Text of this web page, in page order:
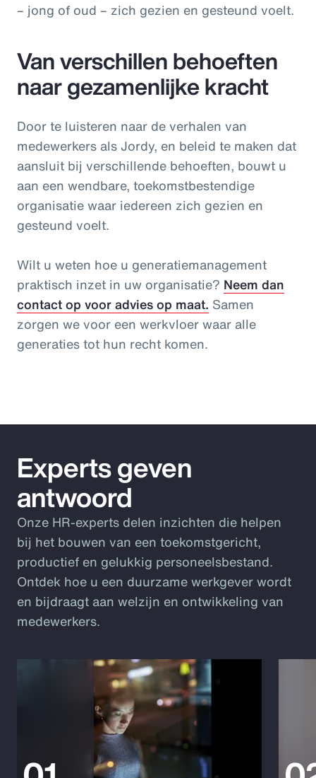
– jong of oud – zich gezien en gesteund voelt.
Van verschillen behoeften
naar gezamenlijke kracht
Door te luisteren naar de verhalen van
medewerkers als Jordy, en beleid te maken dat
aansluit bij verschillende behoeften, bouwt u
aan een wendbare, toekomstbestendige
organisatie waar iedereen zich gezien en
gesteund voelt.
Wilt u weten hoe u generatiemanagement
praktisch inzet in uw organisatie? Neem dan
contact op voor advies op maat. Samen
zorgen we voor een werkvloer waar alle
generaties tot hun recht komen.
Experts geven
antwoord
Onze HR-experts delen inzichten die helpen
bij het bouwen van een toekomstgericht,
productief en gelukkig personeelsbestand.
Ontdek hoe u een duurzame werkgever wordt
en bijdraagt aan welzijn en ontwikkeling van
medewerkers.